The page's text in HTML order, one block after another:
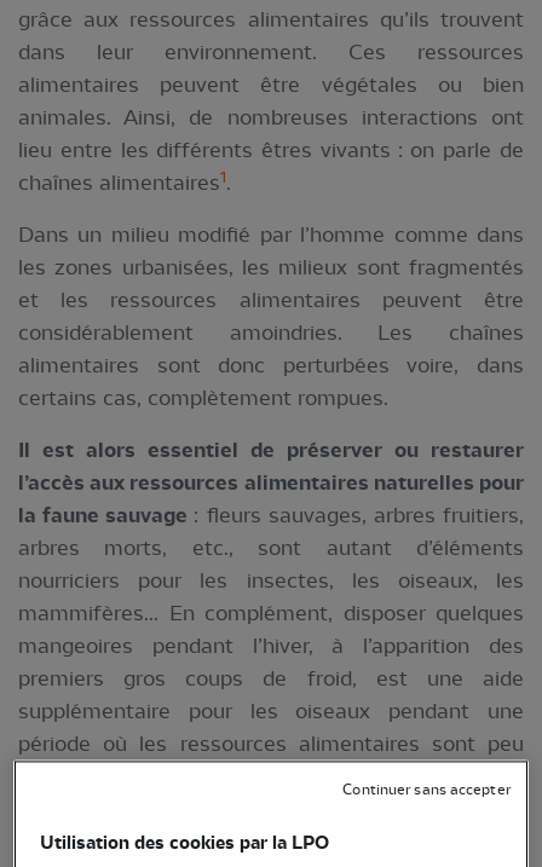
grâce aux ressources alimentaires qu’ils trouvent
dans leur environnement. Ces ressources
alimentaires peuvent être végétales ou bien
animales. Ainsi, de nombreuses interactions ont
lieu entre les différents êtres vivants : on parle de
chaînes alimentaires1.
Dans un milieu modifié par l’homme comme dans
les zones urbanisées, les milieux sont fragmentés
et les ressources alimentaires peuvent être
considérablement amoindries. Les chaînes
alimentaires sont donc perturbées voire, dans
certains cas, complètement rompues.
Il est alors essentiel de préserver ou restaurer
l’accès aux ressources alimentaires naturelles pour
la faune sauvage : fleurs sauvages, arbres fruitiers,
arbres morts, etc., sont autant d’éléments
nourriciers pour les insectes, les oiseaux, les
mammifères... En complément, disposer quelques
mangeoires pendant l’hiver, à l’apparition des
premiers gros coups de froid, est une aide
supplémentaire pour les oiseaux pendant une
période où les ressources alimentaires sont peu
Utilisation des cookies par la LPO
Continuer sans accepter